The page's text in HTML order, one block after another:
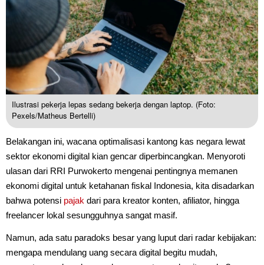
Ilustrasi pekerja lepas sedang bekerja dengan laptop. (Foto:
Pexels/Matheus Bertelli)
Belakangan ini, wacana optimalisasi kantong kas negara lewat
sektor ekonomi digital kian gencar diperbincangkan. Menyoroti
ulasan dari RRI Purwokerto mengenai pentingnya memanen
ekonomi digital untuk ketahanan fiskal Indonesia, kita disadarkan
bahwa potensi pajak dari para kreator konten, afiliator, hingga
freelancer lokal sesungguhnya sangat masif.
Namun, ada satu paradoks besar yang luput dari radar kebijakan:
mengapa mendulang uang secara digital begitu mudah,